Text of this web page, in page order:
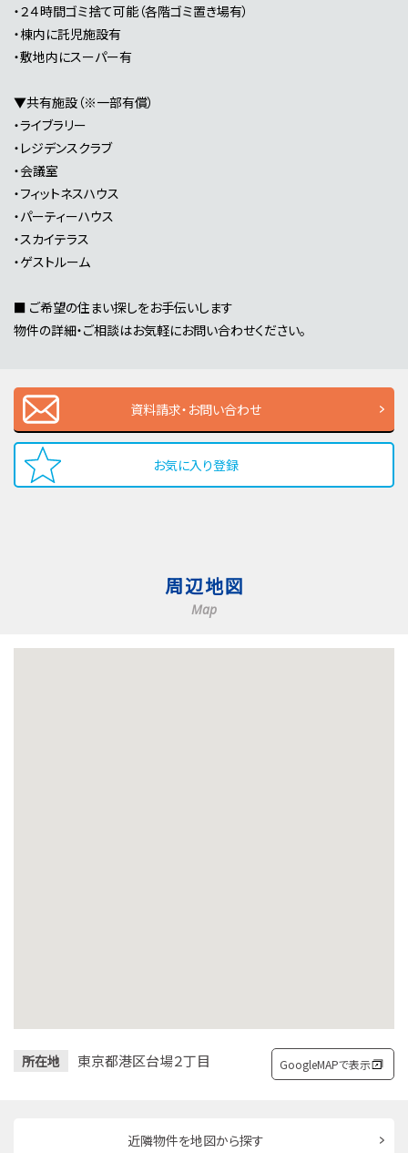
・２４時間ゴミ捨て可能（各階ゴミ置き場有）
・棟内に託児施設有
・敷地内にスーパー有
▼共有施設（※一部有償）
・ライブラリー
・レジデンスクラブ
・会議室
・フィットネスハウス
・パーティーハウス
・スカイテラス
・ゲストルーム
■ ご希望の住まい探しをお手伝いします
物件の詳細・ご相談はお気軽にお問い合わせください。
資料請求・お問い合わせ
お気に入り登録
周辺地図
Map
所在地 東京都港区台場２丁目 GoogleMAPで表示
近隣物件を地図から探す